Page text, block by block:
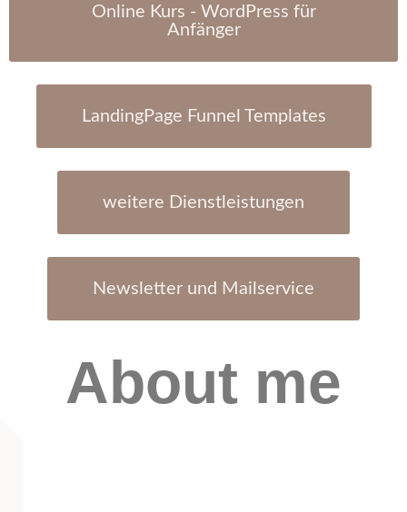
Online Kurs - WordPress für
Anfänger
LandingPage Funnel Templates
weitere Dienstleistungen
Newsletter und Mailservice
About me